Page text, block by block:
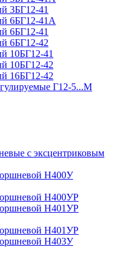
3БГ12-41
6БГ12-41А
6БГ12-41
6БГ12-42
10БГ12-41
10БГ12-42
16БГ12-42
Г12-5...М
с эксцентриковым
Н400У
Н400УР
Н401УР
Н401УР
Н403У